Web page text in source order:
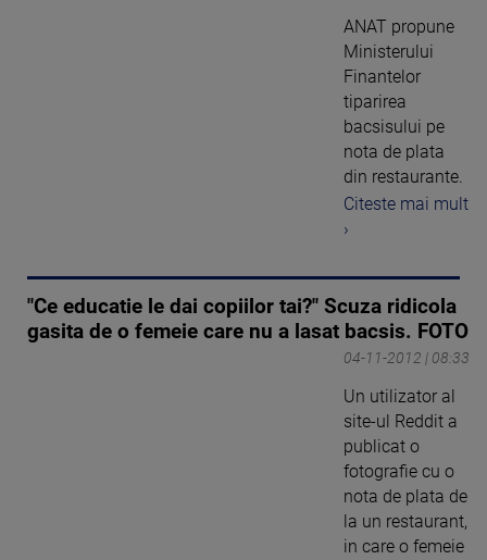
ANAT propune
Ministerului
Finantelor
tiparirea
bacsisului pe
nota de plata
din restaurante.
Citeste mai mult
›
"Ce educatie le dai copiilor tai?" Scuza ridicola
gasita de o femeie care nu a lasat bacsis. FOTO
04-11-2012 | 08:33
Un utilizator al
site-ul Reddit a
publicat o
fotografie cu o
nota de plata de
la un restaurant,
in care o femeie